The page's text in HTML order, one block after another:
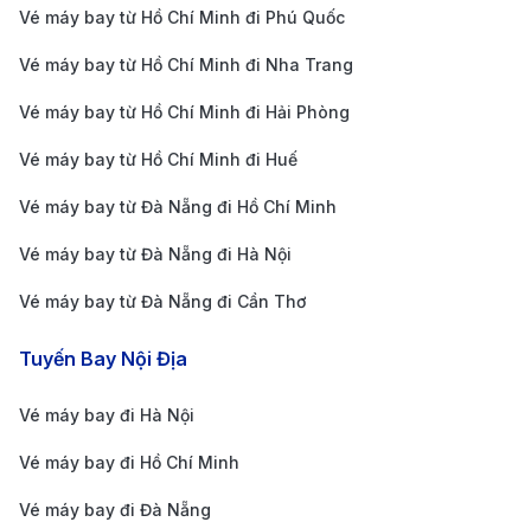
bay thẳng, hầu hết các hành trình đều có ít nhất
một điểm dừng tại Hà Nội, Bangkok và một số điểm
khác. Hãy chọn chuyến bay có thời gian quá cảnh
thường không bao gồm hành lý ký gửi trong vé cơ
bản. Nếu cần mang nhiều đồ, hãy mua thêm hành
Chọn giờ bay hợp lý
hoặc đêm muộn thường có giá rẻ hơn so với giờ
bay phổ biến. Tuy nhiên, cần kiểm tra kỹ phương
Vé máy bay từ Hồ Chí Minh đi Phú Quốc
Vé máy bay từ Hồ Chí Minh đi Nha Trang
Vé máy bay từ Hồ Chí Minh đi Hải Phòng
Vé máy bay từ Hồ Chí Minh đi Huế
Vé máy bay từ Đà Nẵng đi Hồ Chí Minh
Vé máy bay từ Đà Nẵng đi Hà Nội
Vé máy bay từ Đà Nẵng đi Cần Thơ
Tuyến Bay Nội Địa
Vé máy bay đi Hà Nội
Vé máy bay đi Hồ Chí Minh
Vé máy bay đi Đà Nẵng